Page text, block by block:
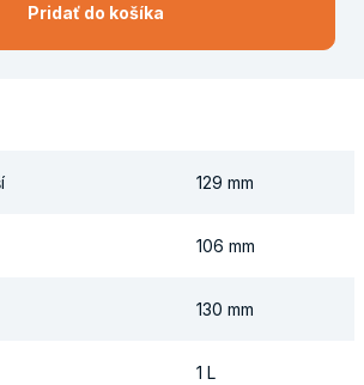
Pridať do košíka
129 mm
106 mm
130 mm
1 L